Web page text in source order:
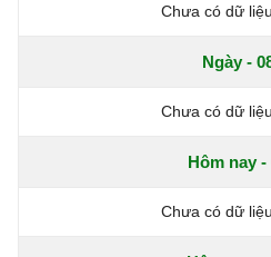
Chưa có dữ
Ngày -
Chưa có dữ
Hôm nay -
Chưa có dữ